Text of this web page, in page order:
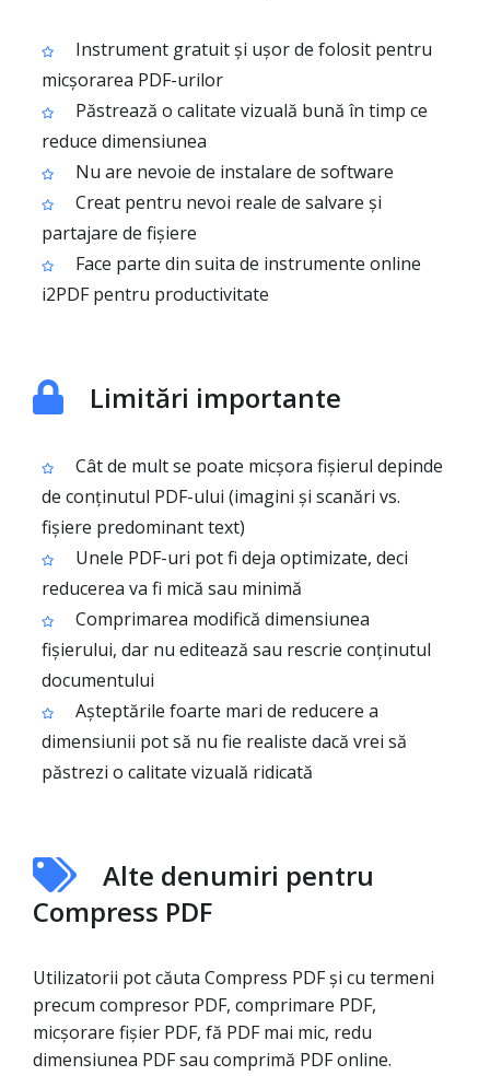
Instrument gratuit și ușor de folosit pentru
micșorarea PDF-urilor
Păstrează o calitate vizuală bună în timp ce
reduce dimensiunea
Nu are nevoie de instalare de software
Creat pentru nevoi reale de salvare și
partajare de fișiere
Face parte din suita de instrumente online
i2PDF pentru productivitate
Limitări importante
Cât de mult se poate micșora fișierul depinde
de conținutul PDF-ului (imagini și scanări vs.
fișiere predominant text)
Unele PDF-uri pot fi deja optimizate, deci
reducerea va fi mică sau minimă
Comprimarea modifică dimensiunea
fișierului, dar nu editează sau rescrie conținutul
documentului
Așteptările foarte mari de reducere a
dimensiunii pot să nu fie realiste dacă vrei să
păstrezi o calitate vizuală ridicată
Alte denumiri pentru
Compress PDF
Utilizatorii pot căuta Compress PDF și cu termeni
precum compresor PDF, comprimare PDF,
micșorare fișier PDF, fă PDF mai mic, redu
dimensiunea PDF sau comprimă PDF online.